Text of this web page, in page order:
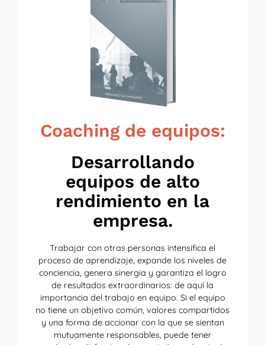
Coaching de equipos:
Desarrollando
equipos de alto
rendimiento en la
empresa.
Trabajar con otras personas intensifica el
proceso de aprendizaje, expande los niveles de
conciencia, genera sinergia y garantiza el logro
de resultados extraordinarios: de aquí la
importancia del trabajo en equipo. Si el equipo
no tiene un objetivo común, valores compartidos
y una forma de accionar con la que se sientan
mutuamente responsables, puede tener